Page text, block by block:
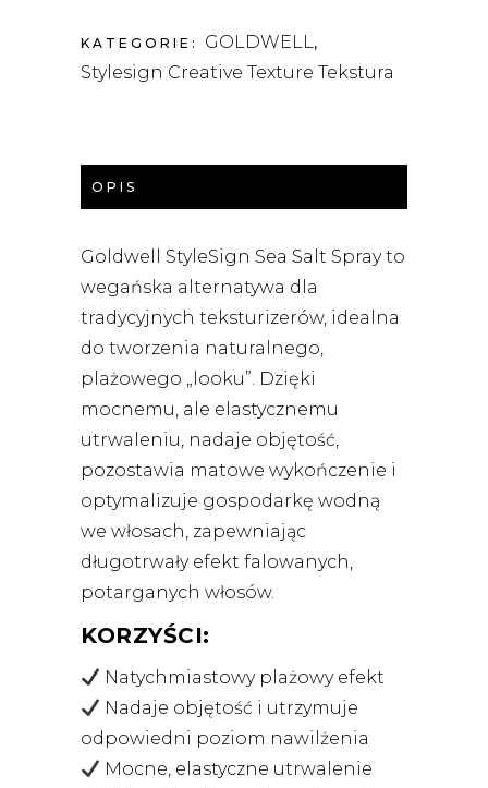
KATEGORIE: GOLDWELL,
Stylesign Creative Texture Tekstura
OPIS
Goldwell StyleSign Sea Salt Spray to
wegańska alternatywa dla
tradycyjnych teksturizerów, idealna
do tworzenia naturalnego,
plażowego „looku”. Dzięki
mocnemu, ale elastycznemu
utrwaleniu, nadaje objętość,
pozostawia matowe wykończenie i
optymalizuje gospodarkę wodną
we włosach, zapewniając
długotrwały efekt falowanych,
potarganych włosów.
KORZYŚCI:
Natychmiastowy plażowy efekt
Nadaje objętość i utrzymuje
odpowiedni poziom nawilżenia
Mocne, elastyczne utrwalenie